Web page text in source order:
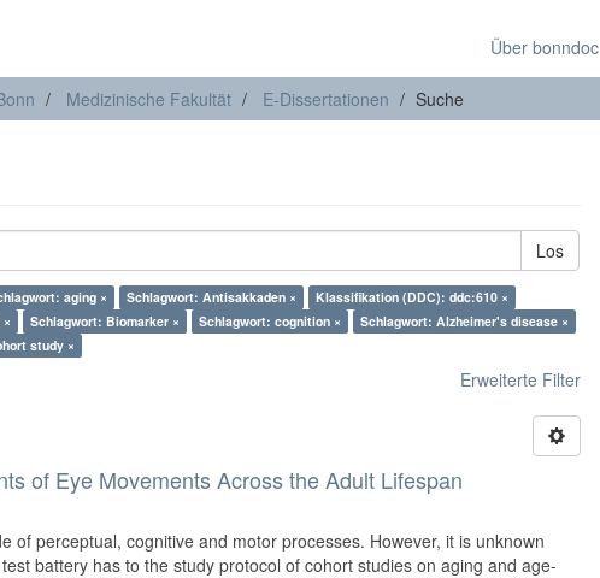
Über bonndoc
Medizinische Fakultät E-Dissertationen Suche
Los
aging × Schlagwort: Antisakkaden ×
Klassifikation (DDC): ddc:610 ×
Schlagwort: Biomarker × Schlagwort: cognition ×
Schlagwort: Alzheimer's disease ×
study ×
Erweiterte Filter
of Eye Movements Across the Adult Lifespan
of perceptual, cognitive and motor processes. However, it is unknown
battery has to the study protocol of cohort studies on aging and age-